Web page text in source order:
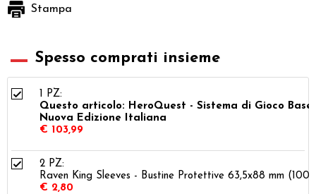
Stampa
Spesso comprati insieme
1 PZ:
Questo articolo: HeroQuest - Sistema di Gioco Base
Nuova Edizione Italiana
€ 103,99
2 PZ:
Raven King Sleeves - Bustine Protettive 63,5x88 mm (100)
€ 2,80